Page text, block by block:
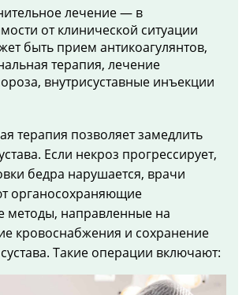
лечение — в
от клинической ситуации
быть прием антикоагулянтов,
терапия, лечение
внутрисуставные инъекции
терапия позволяет замедлить
Если некроз прогрессирует,
бедра нарушается, врачи
органосохраняющие
методы, направленные на
кровоснабжения и сохранение
Такие операции включают: